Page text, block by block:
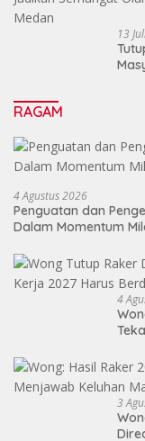
13
RAGAM
4 Agustus 2026
Penguatan dan
Dalam Momentum
4
3